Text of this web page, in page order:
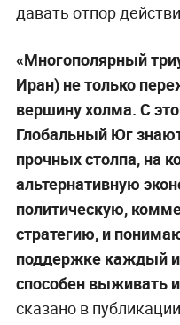
давать отпор
«Многополярный
Иран) не только
вершину холма. С
Глобальный Юг
прочных столпа, на
альтернативную
политическую,
стратегию, и
поддержке каждый
способен выживать
сказано в публикации.